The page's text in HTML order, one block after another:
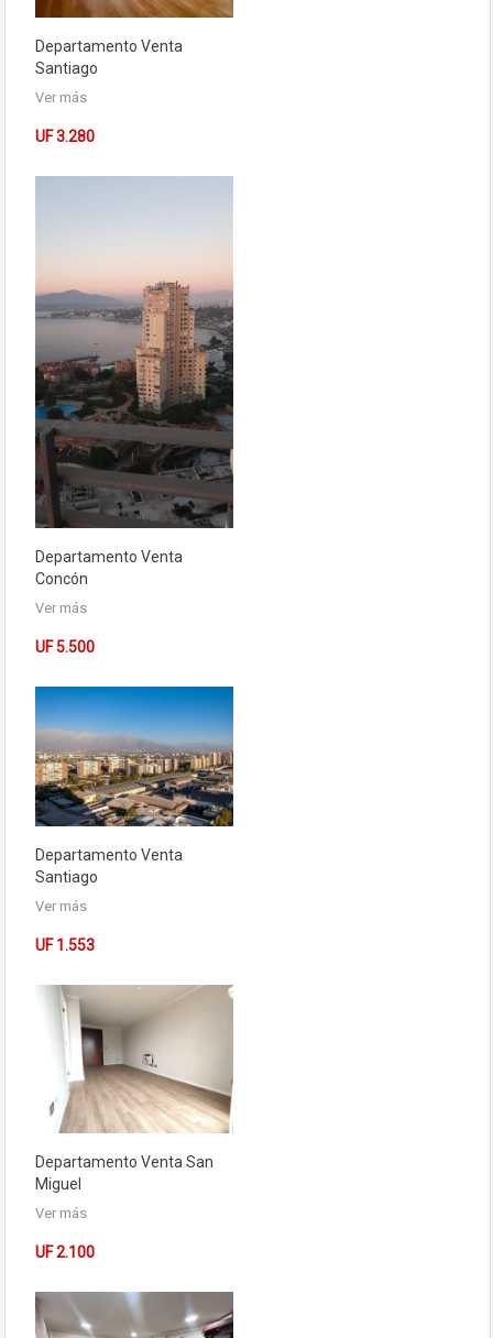
Departamento Venta
Santiago
Ver más
UF 3.280
Departamento Venta
Concón
Ver más
UF 5.500
Departamento Venta
Santiago
Ver más
UF 1.553
Departamento Venta San
Miguel
Ver más
UF 2.100